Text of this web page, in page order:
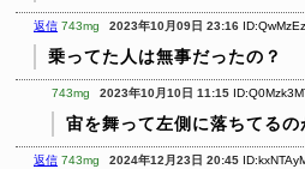
返信 743mg 2023年10月09日 23:16
乗ってた人は無事だったの？
743mg 2023年10月10日 11:15
宙を舞って左側に落ちてるの
返信 743mg 2024年12月23日 20:45